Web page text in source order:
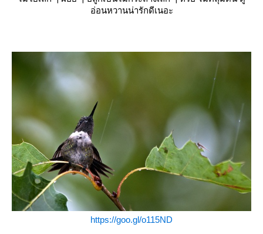
อ่อนหวานน่ารักดีเนอะ
https://goo.gl/o115ND